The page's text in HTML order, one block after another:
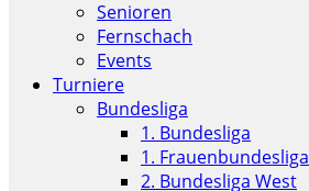
Senioren
Fernschach
Events
Turniere
Bundesliga
1. Bundesliga
1. Frauenbundesliga
2. Bundesliga West